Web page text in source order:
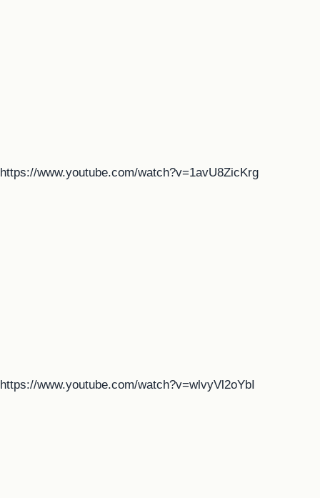
https://www.youtube.com/watch?v=1avU8ZicKrg
https://www.youtube.com/watch?v=wlvyVl2oYbI